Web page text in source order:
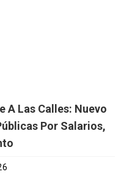
A Las Calles: Nuevo
Por Salarios,